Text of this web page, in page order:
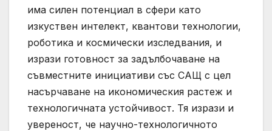
има силен потенциал в сфери като
изкуствен интелект, квантови технологии,
роботика и космически изследвания, и
изрази готовност за задълбочаване на
съвместните инициативи със САЩ с цел
насърчаване на икономическия растеж и
технологичната устойчивост. Тя изрази и
увереност, че научно-технологичното